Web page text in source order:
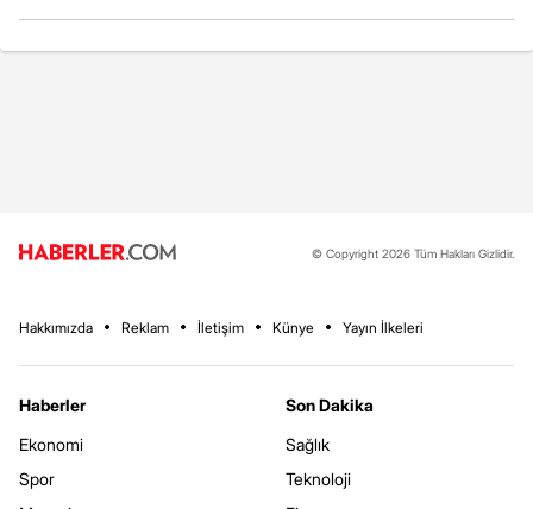
© Copyright 2026 Tüm Hakları Gizlidir.
Hakkımızda Reklam İletişim Künye Yayın İlkeleri
Haberler
Ekonomi
Spor
Son Dakika
Sağlık
Teknoloji